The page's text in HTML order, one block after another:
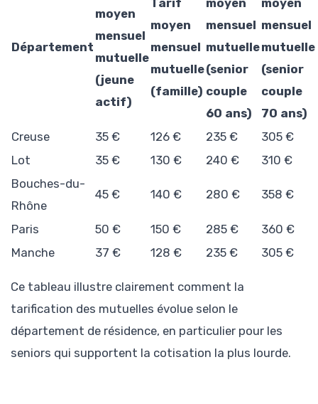
Département
moyen
mensuel
mutuelle
(jeune
actif)
Tarif
moyen
mensuel
mutuelle
(famille)
moyen
mensuel
mutuelle
(senior
couple
60 ans)
moyen
mensuel
mutuelle
(senior
couple
70 ans)
Creuse
35 € 126 € 235 €
305 €
Lot
35 € 130 € 240 €
310 €
Bouches-du-
Rhône
45 € 140 € 280 € 358 €
Paris 50 € 150 € 285 €
360 €
Manche
37 € 128 € 235 € 305 €
Ce tableau illustre clairement comment la
tarification des mutuelles évolue selon le
département de résidence, en particulier pour les
seniors qui supportent la cotisation la plus lourde.